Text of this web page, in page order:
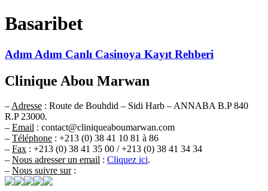
Basaribet
Adım Adım Canlı Casinoya Kayıt Rehberi
Clinique Abou Marwan
–Adresse : Route de Bouhdid – Sidi Harb – ANNABA B.P 840
R.P 23000.
– Email : contact@cliniqueaboumarwan.com
– Téléphone : +213 (0) 38 41 10 81 à 86
– Fax : +213 (0) 38 41 35 00 / +213 (0) 38 41 34 34
– Nous adresser un email : Cliquez ici.
– Nous suivre sur: